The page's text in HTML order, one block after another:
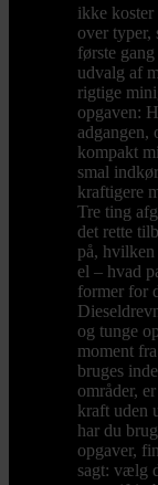
ikke
over typer,
første
udvalg af
rigtige
opgaven:
adgangen,
kompakt
smal
kraftigere
Tre ting
det rette
på,
el – hvad
former for
og tunge
moment
bruges
områder,
kraft uden
har du
opgaver,
sagt: vælg